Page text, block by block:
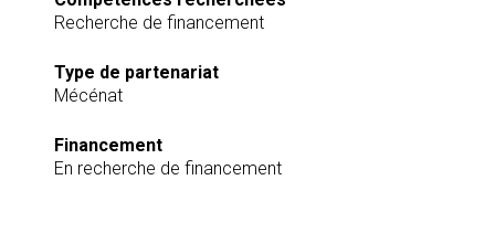
Recherche de financement
Type de partenariat
Mécénat
Financement
En recherche de financement